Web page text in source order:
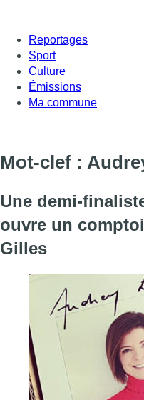
Reportages
Sport
Culture
Émissions
Ma commune
Mot-clef :
Une demi-
ouvre un
Gilles